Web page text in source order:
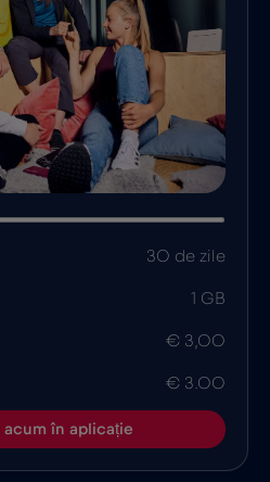
30 de zile
1 GB
€ 3,00
€ 3.00
acum în aplicație